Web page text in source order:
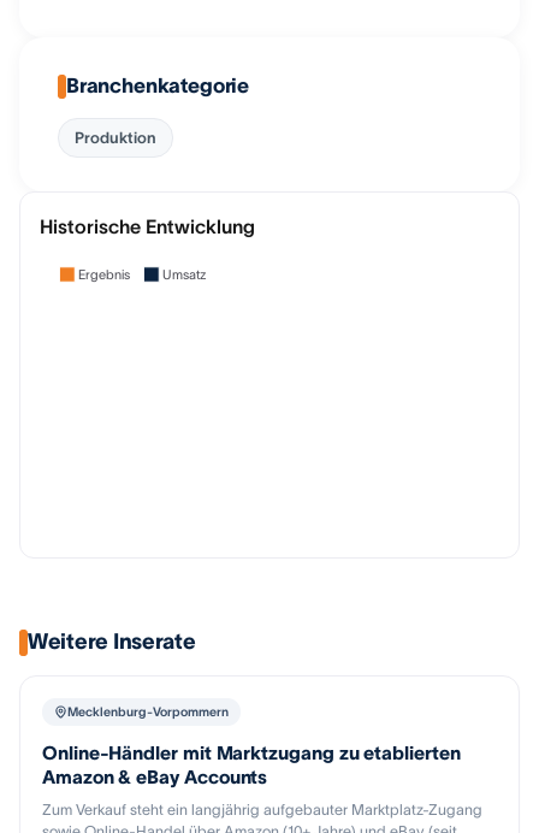
Branchenkategorie
Produktion
Historische Entwicklung
Ergebnis Umsatz
Weitere Inserate
Mecklenburg-Vorpommern
Online-Händler mit Marktzugang zu etablierten
Amazon & eBay Accounts
Zum Verkauf steht ein langjährig aufgebauter Marktplatz-Zugang